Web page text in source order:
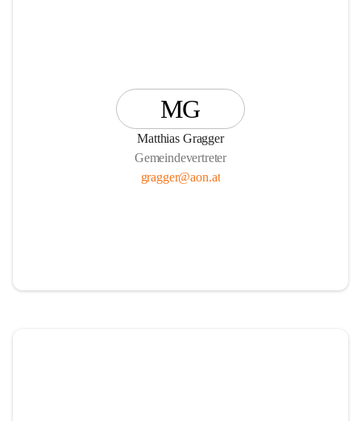
MG
Matthias Gragger
Gemeindevertreter
gragger@aon.at